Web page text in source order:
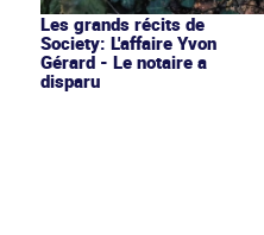
Les grands récits de
Society: L'affaire Yvon
Gérard - Le notaire a
disparu